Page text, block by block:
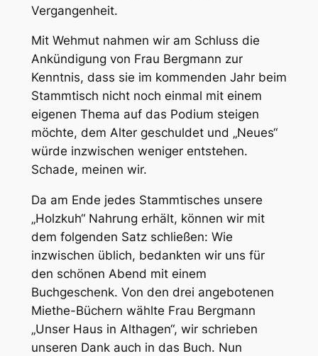
Vergangenheit.
Mit Wehmut nahmen wir am Schluss die
Ankündigung von Frau Bergmann zur
Kenntnis, dass sie im kommenden Jahr beim
Stammtisch nicht noch einmal mit einem
eigenen Thema auf das Podium steigen
möchte, dem Alter geschuldet und „Neues“
würde inzwischen weniger entstehen.
Schade, meinen wir.
Da am Ende jedes Stammtisches unsere
„Holzkuh“ Nahrung erhält, können wir mit
dem folgenden Satz schließen: Wie
inzwischen üblich, bedankten wir uns für
den schönen Abend mit einem
Buchgeschenk. Von den drei angebotenen
Miethe-Büchern wählte Frau Bergmann
„Unser Haus in Althagen“, wir schrieben
unseren Dank auch in das Buch. Nun